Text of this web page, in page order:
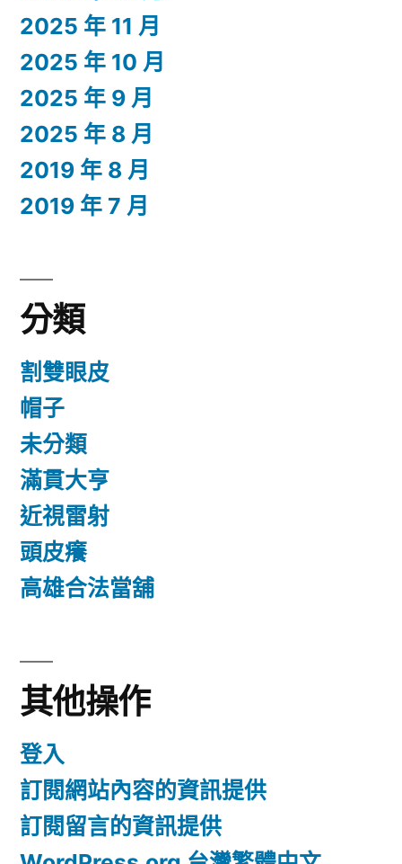
2025 年 11 月
2025 年 10 月
2025 年 9 月
2025 年 8 月
2019 年 8 月
2019 年 7 月
分類
割雙眼皮
帽子
未分類
滿貫大亨
近視雷射
頭皮癢
高雄合法當舖
其他操作
登入
訂閱網站內容的資訊提供
訂閱留言的資訊提供